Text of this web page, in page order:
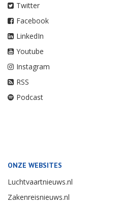
Twitter
Facebook
LinkedIn
Youtube
Instagram
RSS
Podcast
ONZE WEBSITES
Luchtvaartnieuws.nl
Zakenreisnieuws.nl